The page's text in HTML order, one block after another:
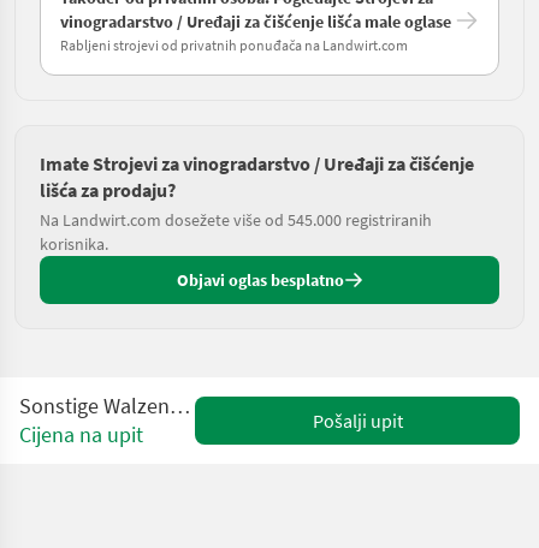
vinogradarstvo / Uređaji za čišćenje lišća male oglase
Rabljeni strojevi od privatnih ponuđača na Landwirt.com
Imate Strojevi za vinogradarstvo / Uređaji za čišćenje
lišća za prodaju?
Na Landwirt.com dosežete više od 545.000 registriranih
korisnika.
Objavi oglas besplatno
Sonstige Walzenentlauber VBC
Cijena na upit
Pošalji upit